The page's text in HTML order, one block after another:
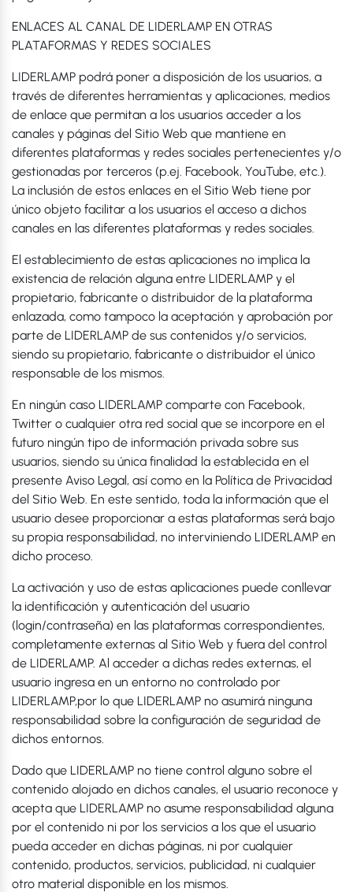
ENLACES AL CANAL DE LIDERLAMP EN OTRAS
PLATAFORMAS Y REDES SOCIALES
LIDERLAMP podrá poner a disposición de los usuarios, a
través de diferentes herramientas y aplicaciones, medios
de enlace que permitan a los usuarios acceder a los
canales y páginas del Sitio Web que mantiene en
diferentes plataformas y redes sociales pertenecientes y/o
gestionadas por terceros (p.ej. Facebook, YouTube, etc.).
La inclusión de estos enlaces en el Sitio Web tiene por
único objeto facilitar a los usuarios el acceso a dichos
canales en las diferentes plataformas y redes sociales.
El establecimiento de estas aplicaciones no implica la
existencia de relación alguna entre LIDERLAMP y el
propietario, fabricante o distribuidor de la plataforma
enlazada, como tampoco la aceptación y aprobación por
parte de LIDERLAMP de sus contenidos y/o servicios,
siendo su propietario, fabricante o distribuidor el único
responsable de los mismos.
En ningún caso LIDERLAMP comparte con Facebook,
Twitter o cualquier otra red social que se incorpore en el
futuro ningún tipo de información privada sobre sus
usuarios, siendo su única finalidad la establecida en el
presente Aviso Legal, así como en la Política de Privacidad
del Sitio Web. En este sentido, toda la información que el
usuario desee proporcionar a estas plataformas será bajo
su propia responsabilidad, no interviniendo LIDERLAMP en
dicho proceso.
La activación y uso de estas aplicaciones puede conllevar
la identificación y autenticación del usuario
(login/contraseña) en las plataformas correspondientes,
completamente externas al Sitio Web y fuera del control
de LIDERLAMP. Al acceder a dichas redes externas, el
usuario ingresa en un entorno no controlado por
LIDERLAMP,por lo que LIDERLAMP no asumirá ninguna
responsabilidad sobre la configuración de seguridad de
dichos entornos.
Dado que LIDERLAMP no tiene control alguno sobre el
contenido alojado en dichos canales, el usuario reconoce y
acepta que LIDERLAMP no asume responsabilidad alguna
por el contenido ni por los servicios a los que el usuario
pueda acceder en dichas páginas, ni por cualquier
contenido, productos, servicios, publicidad, ni cualquier
otro material disponible en los mismos.